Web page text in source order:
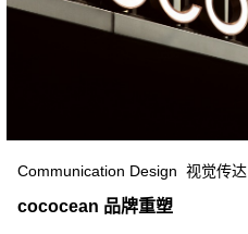
Communication Design 视觉传达
cococean 品牌重塑